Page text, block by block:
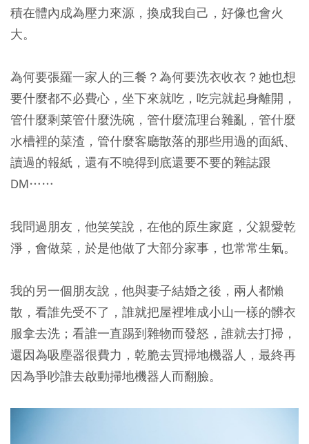
積在體內成為壓力來源，換成我自己，好像也會火
大。
為何要張羅一家人的三餐？為何要洗衣收衣？她也想
要什麼都不必費心，坐下來就吃，吃完就起身離開，
管什麼剩菜管什麼洗碗，管什麼流理台雜亂，管什麼
水槽裡的菜渣，管什麼客廳散落的那些用過的面紙、
讀過的報紙，還有不曉得到底還要不要的雜誌跟
DM……
我問過朋友，他笑笑說，在他的原生家庭，父親愛乾
淨，會做菜，於是他做了大部分家事，也常常生氣。
我的另一個朋友說，他與妻子結婚之後，兩人都懶
散，看誰先受不了，誰就把屋裡堆成小山一樣的髒衣
服拿去洗；看誰一直踢到雜物而發怒，誰就去打掃，
還因為吸塵器很費力，乾脆去買掃地機器人，最終再
因為爭吵誰去啟動掃地機器人而翻臉。